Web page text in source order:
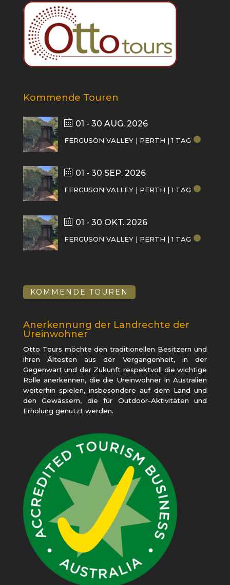
Kommende Touren
01 - 30 AUG. 2026
FERGUSON VALLEY | PERTH | 1 TAG
01 - 30 SEP. 2026
FERGUSON VALLEY | PERTH | 1 TAG
01 - 30 OKT. 2026
FERGUSON VALLEY | PERTH | 1 TAG
KOMMENDE TOUREN
Anerkennung der Landrechte der
Ureinwohner
Otto Tours möchte den traditionellen Besitzern und
ihren Ältesten aus der Vergangenheit, in der
Gegenwart und der Zukunft respektvoll die wichtige
Rolle anerkennen, die die Ureinwohner in Australien
weiterhin spielen, insbesondere auf dem Land und
den Gewässern, die für Outdoor-Aktivitäten und
Erholung genutzt werden.